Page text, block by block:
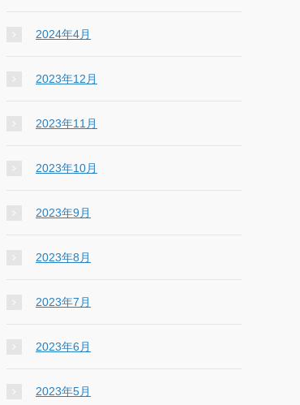
2024年4月
2023年12月
2023年11月
2023年10月
2023年9月
2023年8月
2023年7月
2023年6月
2023年5月